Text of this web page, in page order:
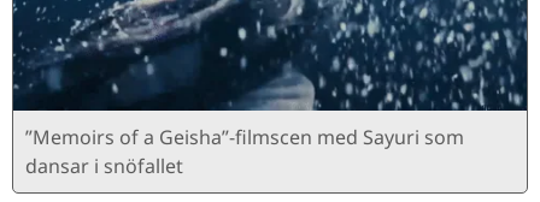
”Memoirs of a Geisha”-filmscen med Sayuri som
dansar i snöfallet